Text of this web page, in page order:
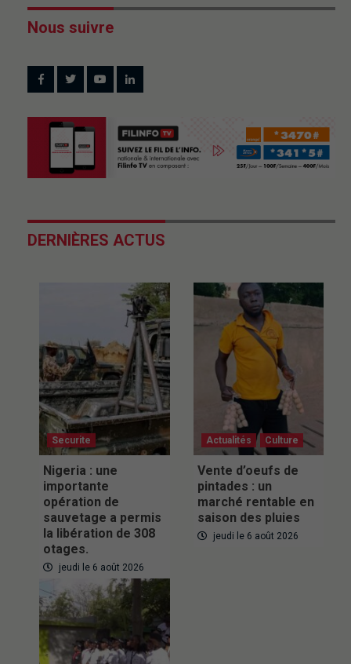
Nous suivre
DERNIÈRES ACTUS
Securite
Nigeria : une
importante
opération de
sauvetage a permis
la libération de 308
otages.
jeudi le 6 août 2026
Actualités Culture
Vente d’oeufs de
pintades : un
marché rentable en
saison des pluies
jeudi le 6 août 2026